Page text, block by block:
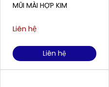
MŨI MÀI HỢP KIM
Liên hệ
Liên hệ